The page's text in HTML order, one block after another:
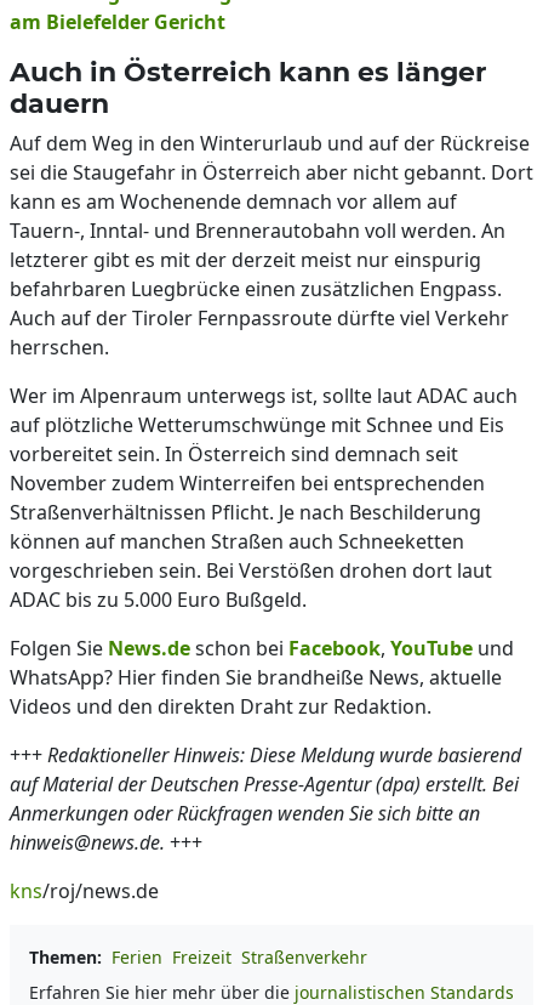
am Bielefelder Gericht
Auch in Österreich kann es länger
dauern
Auf dem Weg in den Winterurlaub und auf der Rückreise
sei die Staugefahr in Österreich aber nicht gebannt. Dort
kann es am Wochenende demnach vor allem auf
Tauern-, Inntal- und Brennerautobahn voll werden. An
letzterer gibt es mit der derzeit meist nur einspurig
befahrbaren Luegbrücke einen zusätzlichen Engpass.
Auch auf der Tiroler Fernpassroute dürfte viel Verkehr
herrschen.
Wer im Alpenraum unterwegs ist, sollte laut ADAC auch
auf plötzliche Wetterumschwünge mit Schnee und Eis
vorbereitet sein. In Österreich sind demnach seit
November zudem Winterreifen bei entsprechenden
Straßenverhältnissen Pflicht. Je nach Beschilderung
können auf manchen Straßen auch Schneeketten
vorgeschrieben sein. Bei Verstößen drohen dort laut
ADAC bis zu 5.000 Euro Bußgeld.
Folgen Sie News.deschon bei Facebook, YouTube und
WhatsApp? Hier finden Sie brandheiße News, aktuelle
Videos und den direkten Draht zur Redaktion.
+++Redaktioneller Hinweis: Diese Meldung wurde basierend
auf Material der Deutschen Presse-Agentur (dpa) erstellt. Bei
Anmerkungen oder Rückfragen wenden Sie sich bitte an
hinweis@news.de. +++
kns/roj/news.de
Themen: Ferien Freizeit Straßenverkehr
Erfahren Sie hier mehr über die journalistischen Standards